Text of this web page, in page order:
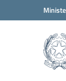
Vai ai contenuti
Vai al menu di
della